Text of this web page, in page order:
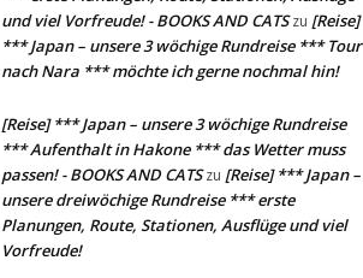
und viel Vorfreude! - BOOKS AND CATSzu [Reise]
*** Japan – unsere 3 wöchige Rundreise *** Tour
nach Nara *** möchte ich gerne nochmal hin!
[Reise] *** Japan – unsere 3 wöchige Rundreise
*** Aufenthalt in Hakone *** das Wetter muss
passen! - BOOKS AND CATSzu [Reise] *** Japan –
unsere dreiwöchige Rundreise *** erste
Planungen, Route, Stationen, Ausflüge und viel
Vorfreude!